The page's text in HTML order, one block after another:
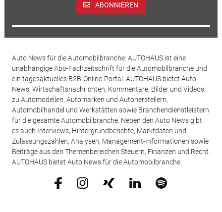
ABONNIEREN
Auto News für die Automobilbranche: AUTOHAUS ist eine
unabhängige Abo-Fachzeitschrift für die Automobilbranche und
ein tagesaktuelles B2B-Online-Portal. AUTOHAUS bietet Auto
News, Wirtschaftsnachrichten, Kommentare, Bilder und Videos
zu Automodellen, Automarken und Autoherstellern,
Automobilhandel und Werkstätten sowie Branchendienstleistern
für die gesamte Automobilbranche. Neben den Auto News gibt
es auch Interviews, Hintergrundberichte, Marktdaten und
Zulassungszahlen, Analysen, Management-Informationen sowie
Beiträge aus den Themenbereichen Steuern, Finanzen und Recht.
AUTOHAUS bietet Auto News für die Automobilbranche.